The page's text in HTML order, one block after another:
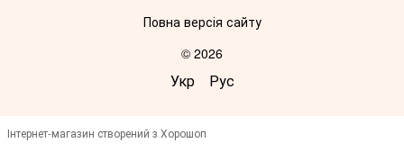
Повна версія сайту
© 2026
Укр Рус
Інтернет-магазин створений з Хорошоп